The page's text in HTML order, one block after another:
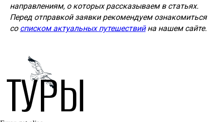
направлениям, о которых рассказываем в статьях.
Перед отправкой заявки рекомендуем ознакомиться
со списком актуальных путешествийна нашем сайте.
ТУРЫ